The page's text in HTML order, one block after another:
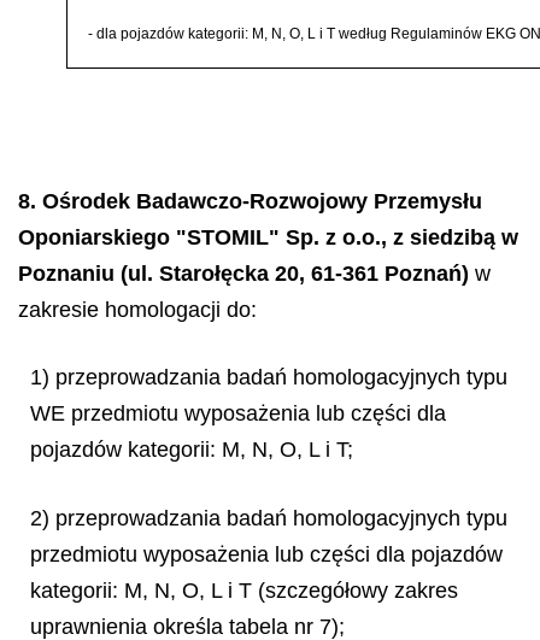
- dla pojazdów kategorii: M, N, O, L i T według Regulaminów EKG
8. Ośrodek Badawczo-Rozwojowy Przemysłu
Oponiarskiego "STOMIL" Sp. z o.o., z siedzibą w
Poznaniu (ul. Starołęcka 20, 61-361 Poznań) w
zakresie homologacji do:
1) przeprowadzania badań homologacyjnych typu
WE przedmiotu wyposażenia lub części dla
pojazdów kategorii: M, N, O, L i T;
2) przeprowadzania badań homologacyjnych typu
przedmiotu wyposażenia lub części dla pojazdów
kategorii: M, N, O, L i T (szczegółowy zakres
uprawnienia określa tabela nr 7);